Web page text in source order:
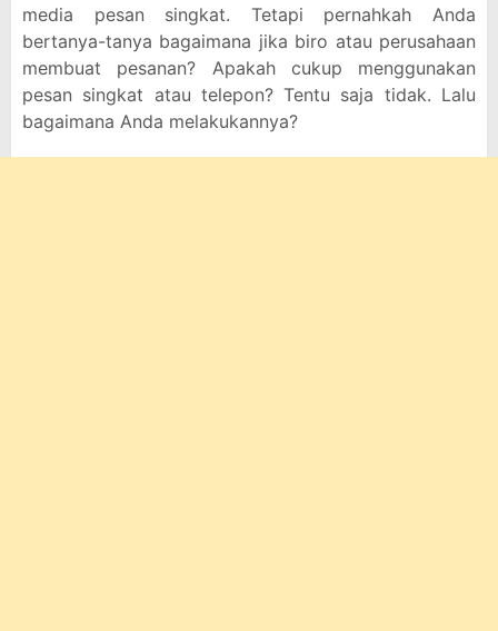
media pesan singkat. Tetapi pernahkah Anda
bertanya-tanya bagaimana jika biro atau perusahaan
membuat pesanan? Apakah cukup menggunakan
pesan singkat atau telepon? Tentu saja tidak. Lalu
bagaimana Anda melakukannya?